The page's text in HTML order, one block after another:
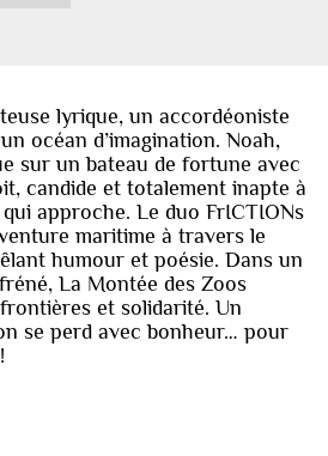
lyrique, un accordéoniste
océan d’imagination. Noah,
sur un bateau de fortune avec
candide et totalement inapte à
approche. Le duo FrICTIONs
maritime à travers le
humour et poésie. Dans un
La Montée des Zoos
et solidarité. Un
se perd avec bonheur… pour